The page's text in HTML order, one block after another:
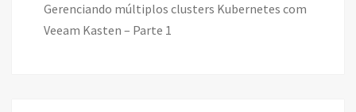
Gerenciando múltiplos clusters Kubernetes com
Veeam Kasten – Parte 1